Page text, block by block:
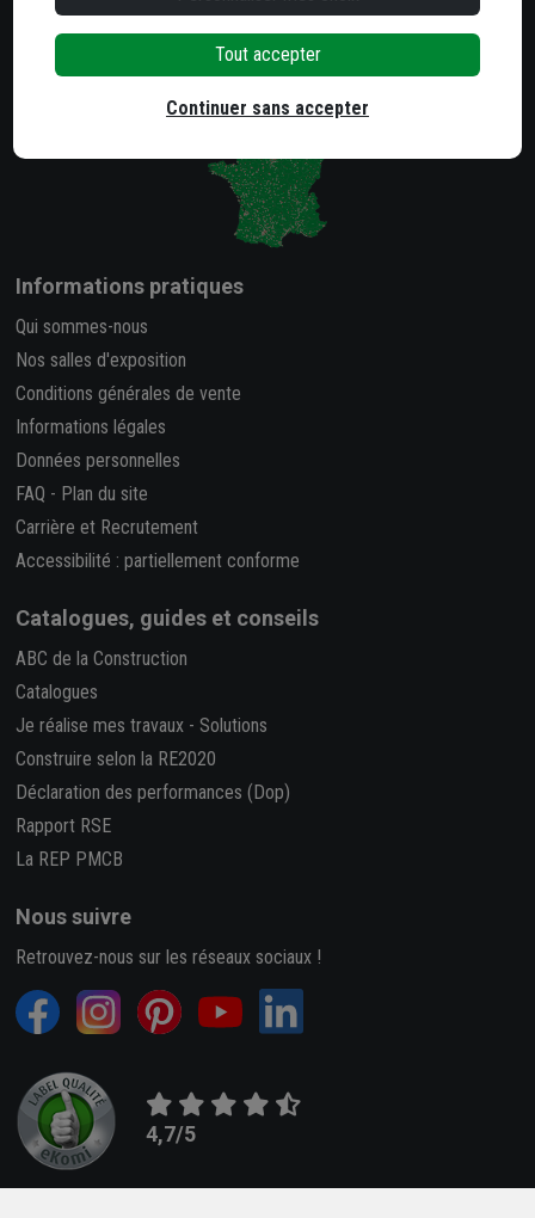
800 agences dans toute la France
Trouvez votre agence la plus proche
Informations pratiques
Qui sommes-nous
Nos salles d'exposition
Conditions générales de vente
Informations légales
Données personnelles
FAQ - Plan du site
Carrière et Recrutement
Accessibilité : partiellement conforme
Catalogues, guides et conseils
ABC de la Construction
Catalogues
Je réalise mes travaux - Solutions
Construire selon la RE2020
Déclaration des performances (Dop)
Rapport RSE
La REP PMCB
Nous suivre
Retrouvez-nous sur les réseaux sociaux !
4,7/5
Tout accepter
Continuer sans accepter